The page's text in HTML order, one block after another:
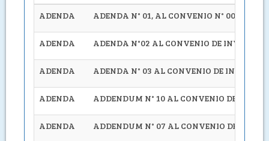
ADENDA
ADENDA N° 01, AL CONVENIO N° 0068-
ADENDA ADENDA N°02 AL CONVENIO DE
ADENDA ADENDA N° 03 AL CONVENIO DE
ADENDA ADDENDUM N° 10 AL CONVENIO DE
ADENDA ADDENDUM N° 07 AL CONVENIO DE